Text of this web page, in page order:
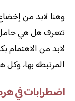
وهنا لابد من
تتعرف هل هي حامل
لابد من الاهتمام
المرتبطة بها،
اضطرابات في